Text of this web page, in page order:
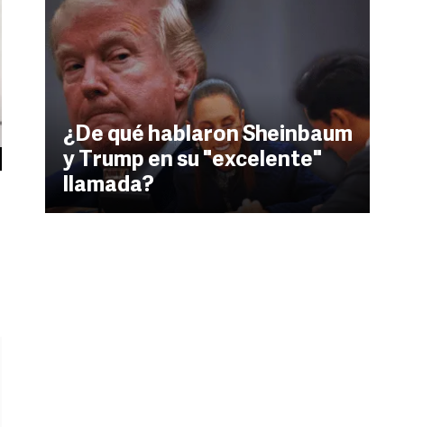
¿De qué hablaron Sheinbaum
y Trump en su "excelente"
llamada?